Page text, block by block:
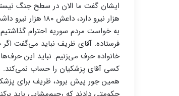
به خواست مردم سوریه احترام
فرستاده. آقای ظریف نباید می‌گفت
خانواده حرف می‌زنیم. نباید این
کسی آقای پزشکیان را حساب